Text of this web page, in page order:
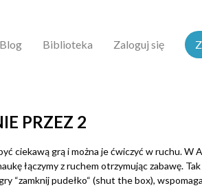
Blog Biblioteka Zaloguj się
PRZEZ 2
ciekawą grą i można je ćwiczyć w ruchu. W
łączymy z ruchem otrzymując zabawę.
“zamknij pudełko“ (shut the box),